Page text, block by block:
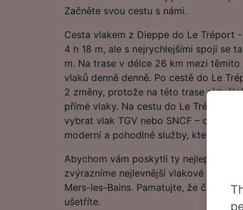
Začněte svou cestu s námi.
Cesta vlakem z Dieppe do Le Tréport
4 h 18 m, ale s nejrychlejšími spoji se
m. Na trase v délce 26 km mezi
vlaků denně denně. Po cestě do Le
2 změny, protože na této trase
přímé vlaky. Na cestu do Le Tréport -
vybrat vlak TGV nebo SNCF – oba
moderní a pohodlné služby, které vás
Abychom vám poskytli ty nejlepší
zvýrazníme nejlevnější vlakové
Mers-les-Bains. Pamatujte, že čím
ušetříte.